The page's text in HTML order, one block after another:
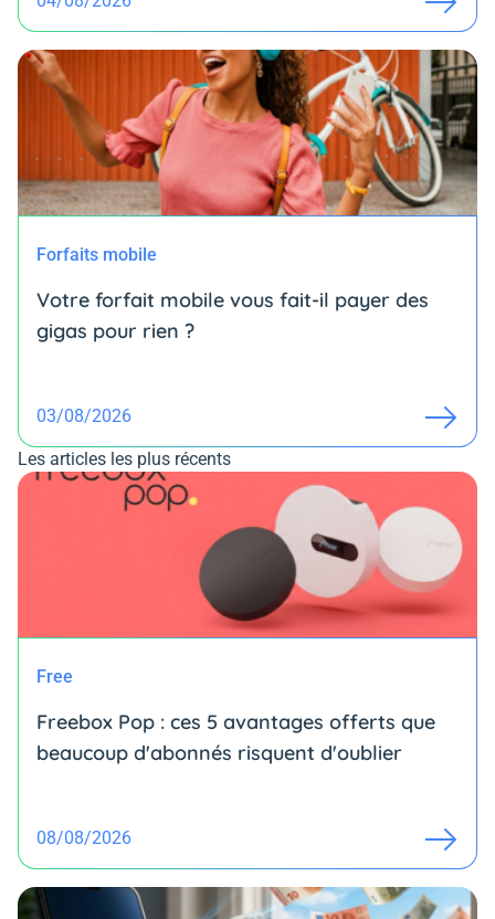
Forfaits mobile
Votre forfait mobile vous fait-il payer des
gigas pour rien ?
03/08/2026
Les articles les plus récents
Free
Freebox Pop : ces 5 avantages offerts que
beaucoup d'abonnés risquent d'oublier
08/08/2026